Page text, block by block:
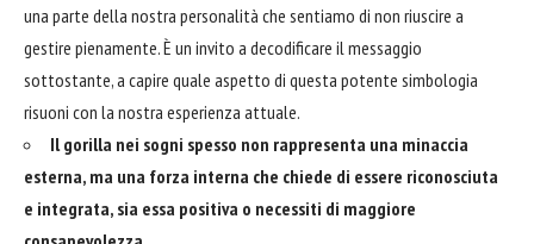
una parte della nostra personalità che sentiamo di non riuscire a
gestire pienamente. È un invito a decodificare il messaggio
sottostante, a capire quale aspetto di questa potente simbologia
risuoni con la nostra esperienza attuale.
Il gorilla nei sogni spesso non rappresenta una minaccia
esterna, ma una forza interna che chiede di essere riconosciuta
e integrata, sia essa positiva o necessiti di maggiore